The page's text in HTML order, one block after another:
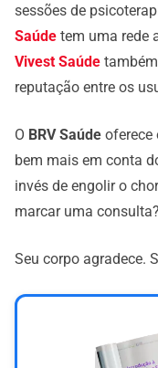
sessões de
Saúde tem uma rede
Vivest Saúde
reputação entre os
O BRV Saúde oferece
bem mais em conta
invés de engolir o
marcar uma consulta?
Seu corpo agradece.